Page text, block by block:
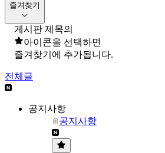
즐겨찾기
게시판 제목의
아이콘을 선택하면
즐겨찾기에 추가됩니다.
전체글
공지사항
공지사항